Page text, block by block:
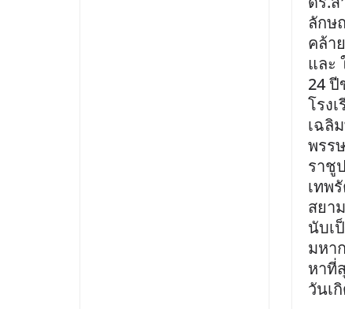
ลักษ
คล้า
และ
24 ปี
โรง
เฉลิ
พรร
ราชู
เทพ
สยา
นับเ
มหา
หาที่
วันเ